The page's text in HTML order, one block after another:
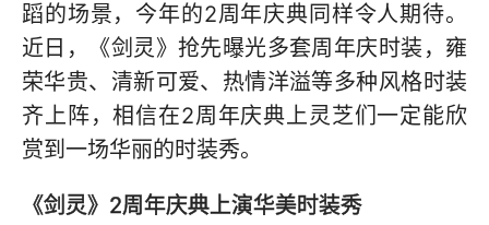
蹈的场景，今年的2周年庆典同样令人期待。
近日，《剑灵》抢先曝光多套周年庆时装，雍
荣华贵、清新可爱、热情洋溢等多种风格时装
齐上阵，相信在2周年庆典上灵芝们一定能欣
赏到一场华丽的时装秀。
《剑灵》2周年庆典上演华美时装秀